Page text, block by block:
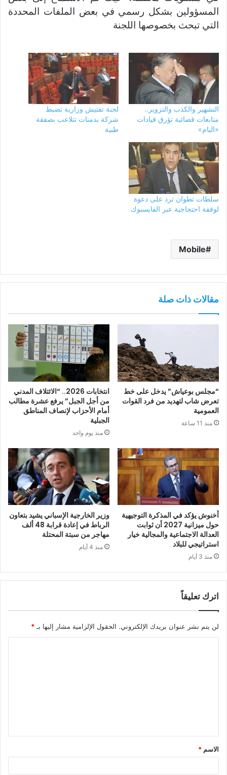
المسؤولين بشكل رسمي في بعض الملفات المحددة
التي تبحث بخصوصها اللجنة
التشهير والكذب والتزوير..
متابعات قضائية تؤرق قيادات
«البام»
لجنة تفتيش وزارية تضبط
شركة بدمنات تتلاعب بصفقة
طبية
سلطات تطوان ترد على دعوة
لوقفة احتجاجية عبر الفايسبوك
Mobile
مقالات ذات صلة
“مجلس بوعياش” يدخل على خط
تعرض شاب لتهديد من فرد القوات
العمومية
منذ 11 ساعة
انتخابات 2026.. “الائتلاف المدني
من أجل الجبل” يرفع عشرة مطالب
أمام الأحزاب لإنصاف المناطق
الجبلية
منذ يوم واحد
أخنوش يؤكد في المذكرة التوجيهية
حول ميزانية 2027 أن ثوابت
العدالة الاجتماعية والمجالية خيار
استراتيجي للبلاد
منذ 3 أيام
وزير الخارجية الإسباني يشيد بتعاون
الرباط في إعادة قرابة 48 ألف
مهاجر من سبتة المحتلة
منذ 4 أيام
اترك تعليقاً
لن يتم نشر عنوان بريدك الإلكتروني. الحقول الإلزامية مشار إليها بـ *
ق
*
الاسم *